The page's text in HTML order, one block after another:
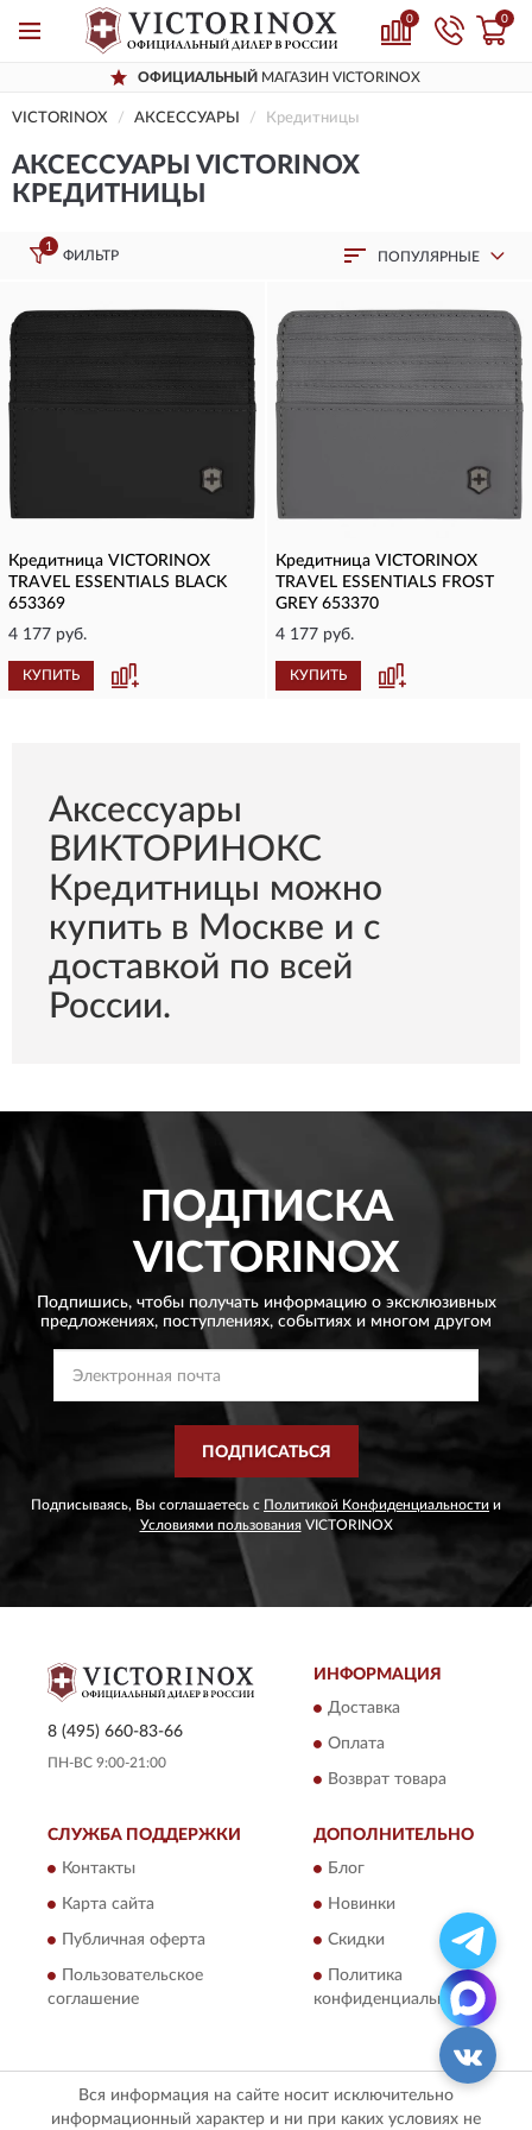
0 0
ОФИЦИАЛЬНЫЙ МАГАЗИН VICTORINOX
VICTORINOX AКСЕССУАРЫ Кредитницы
AКСЕССУАРЫ VICTORINOX
КРЕДИТНИЦЫ
1
ФИЛЬТР ПОПУЛЯРНЫЕ
Кредитница VICTORINOX
TRAVEL ESSENTIALS BLACK
653369
4 177 руб.
КУПИТЬ
Кредитница VICTORINOX
TRAVEL ESSENTIALS FROST
GREY 653370
4 177 руб.
КУПИТЬ
Aксессуары
ВИКТОРИНОКС
Кредитницы можно
купить в Москве и с
доставкой по всей
России.
ПОДПИСКА
VICTORINOX
Подпишись, чтобы получать информацию о эксклюзивных
предложениях, поступлениях, событиях и многом другом
ПОДПИСАТЬСЯ
Подписываясь, Вы соглашаетесь с Политикой Конфиденциальности и
Условиями пользованияVICTORINOX
8 (495) 660-83-66
ПН-ВС 9:00-21:00
ИНФОРМАЦИЯ
Доставка
Оплата
Возврат товара
СЛУЖБА ПОДДЕРЖКИ
Контакты
Карта сайта
Публичная оферта
Пользовательское
соглашение
ДОПОЛНИТЕЛЬНО
Блог
Новинки
Скидки
Политика
конфиденциальности
Вся информация на сайте носит исключительно
информационный характер и ни при каких условиях не